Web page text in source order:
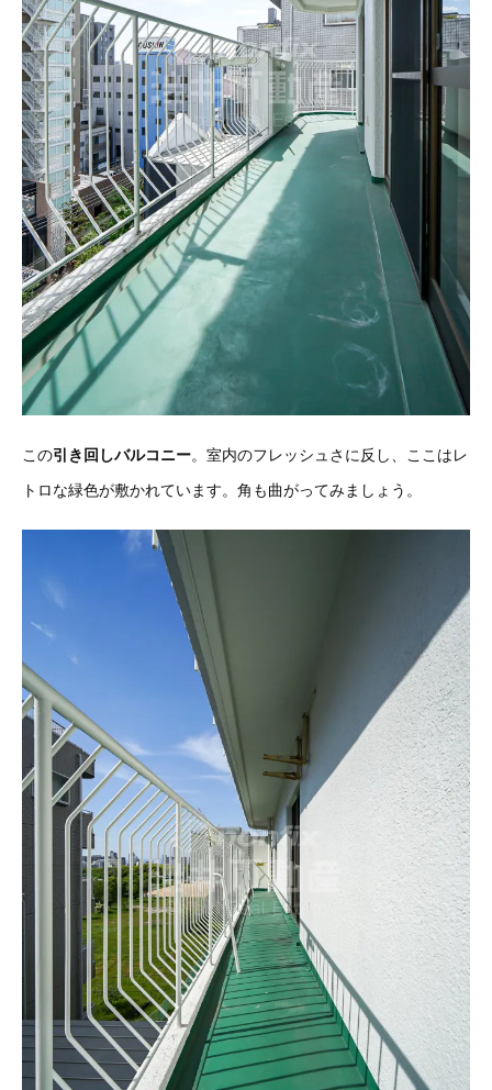
この引き回しバルコニー。室内のフレッシュさに反し、ここはレ
トロな緑色が敷かれています。角も曲がってみましょう。